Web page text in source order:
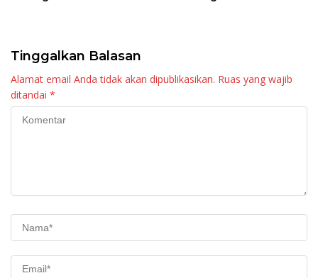
Tinggalkan Balasan
Alamat email Anda tidak akan dipublikasikan. Ruas yang wajib
ditandai *